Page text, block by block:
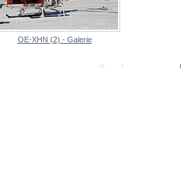
OE-XHN (2) - Galerie